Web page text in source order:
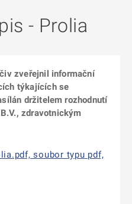
- Prolia
zveřejnil informační
týkajících se
držitelem rozhodnutí
zdravotnickým
soubor typu pdf,